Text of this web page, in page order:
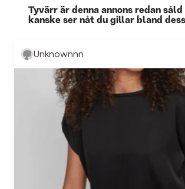
Tyvärr är denna annons redan såld
kanske ser nåt du gillar bland
Unknownnn